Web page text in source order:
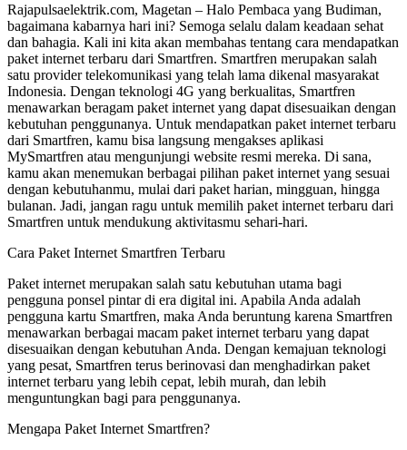
Rajapulsaelektrik.com, Magetan – Halo Pembaca yang Budiman,
bagaimana kabarnya hari ini? Semoga selalu dalam keadaan sehat
dan bahagia. Kali ini kita akan membahas tentang cara mendapatkan
paket internet terbaru dari Smartfren. Smartfren merupakan salah
satu provider telekomunikasi yang telah lama dikenal masyarakat
Indonesia. Dengan teknologi 4G yang berkualitas, Smartfren
menawarkan beragam paket internet yang dapat disesuaikan dengan
kebutuhan penggunanya. Untuk mendapatkan paket internet terbaru
dari Smartfren, kamu bisa langsung mengakses aplikasi
MySmartfren atau mengunjungi website resmi mereka. Di sana,
kamu akan menemukan berbagai pilihan paket internet yang sesuai
dengan kebutuhanmu, mulai dari paket harian, mingguan, hingga
bulanan. Jadi, jangan ragu untuk memilih paket internet terbaru dari
Smartfren untuk mendukung aktivitasmu sehari-hari.
Cara Paket Internet Smartfren Terbaru
Paket internet merupakan salah satu kebutuhan utama bagi
pengguna ponsel pintar di era digital ini. Apabila Anda adalah
pengguna kartu Smartfren, maka Anda beruntung karena Smartfren
menawarkan berbagai macam paket internet terbaru yang dapat
disesuaikan dengan kebutuhan Anda. Dengan kemajuan teknologi
yang pesat, Smartfren terus berinovasi dan menghadirkan paket
internet terbaru yang lebih cepat, lebih murah, dan lebih
menguntungkan bagi para penggunanya.
Mengapa Paket Internet Smartfren?